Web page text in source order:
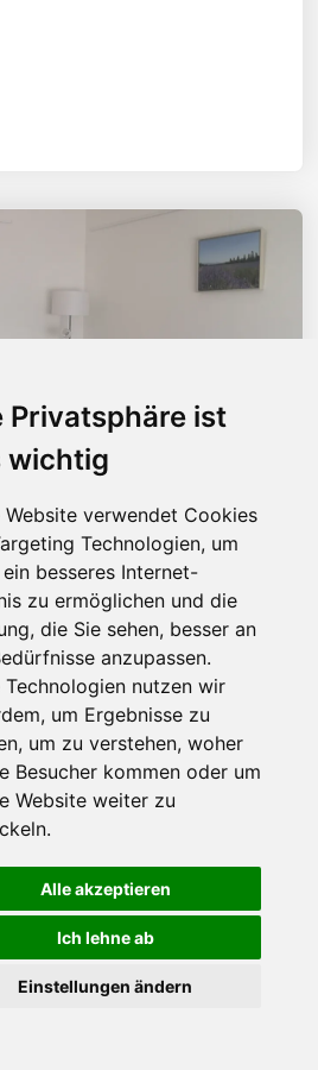
Privatsphäre ist
wichtig
Website verwendet Cookies
Technologien, um
ein besseres Internet-
zu ermöglichen und die
die Sie sehen, besser an
anzupassen.
Technologien nutzen wir
um Ergebnisse zu
um zu verstehen, woher
Besucher kommen oder um
Website weiter zu
Alle akzeptieren
Ich lehne ab
Einstellungen ändern
Diese Wohnung ansehen
am Main
72 ㎡
2026